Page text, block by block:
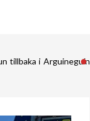
tillbaka i Arguineguín